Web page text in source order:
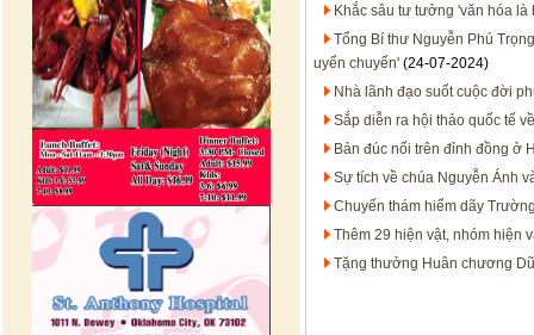
Khắc sâu tư tưởng 'văn hóa là
Tổng Bí thư Nguyễn Phú
uyển chuyển' (24-07-2024)
Nhà lãnh đạo suốt cuộc đời
Sắp diễn ra hội thảo quốc tế
Bản đúc nổi trên đỉnh đồng ở
Sự tích về chúa Nguyễn Ánh
Chuyến thám hiểm dãy
Thêm 29 hiện vật, nhóm hiện
Tặng thưởng Huân chương